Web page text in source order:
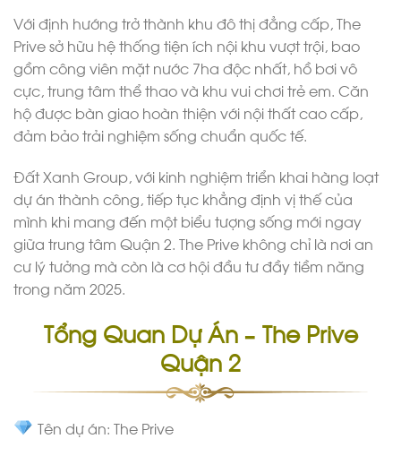
Với định hướng trở thành khu đô thị đẳng cấp, The
Prive sở hữu hệ thống tiện ích nội khu vượt trội, bao
gồm công viên mặt nước 7ha độc nhất, hồ bơi vô
cực, trung tâm thể thao và khu vui chơi trẻ em. Căn
hộ được bàn giao hoàn thiện với nội thất cao cấp,
đảm bảo trải nghiệm sống chuẩn quốc tế.
Đất Xanh Group, với kinh nghiệm triển khai hàng loạt
dự án thành công, tiếp tục khẳng định vị thế của
mình khi mang đến một biểu tượng sống mới ngay
giữa trung tâm Quận 2. The Prive không chỉ là nơi an
cư lý tưởng mà còn là cơ hội đầu tư đầy tiềm năng
trong năm 2025.
Tổng Quan Dự Án – The Prive
Quận 2
Tên dự án: The Prive